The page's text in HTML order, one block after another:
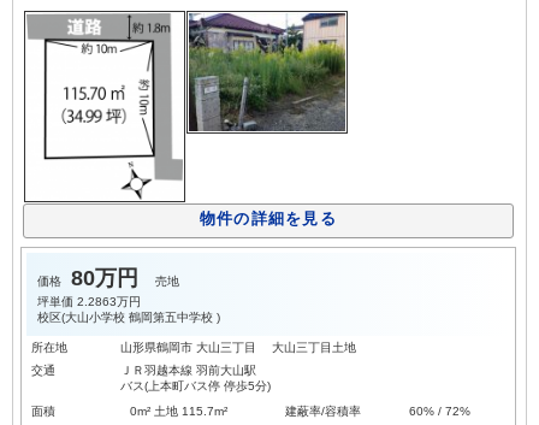
物件の詳細を見る
価格 80万円
売地
坪単価 2.2863万円
校区(大山小学校 鶴岡第五中学校 )
所在地
山形県鶴岡市 大山三丁目 大山三丁目土地
交通
ＪＲ羽越本線 羽前大山駅
バス(上本町バス停 停歩5分)
面積
0m² 土地 115.7m² 建蔽率/容積率
60% / 72%